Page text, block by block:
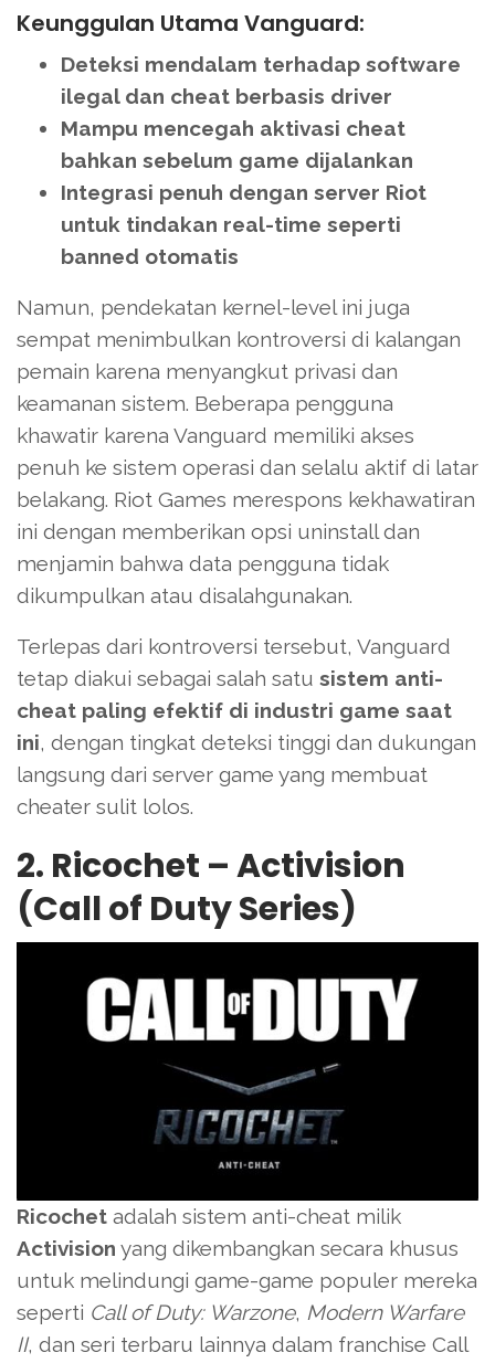
Keunggulan Utama Vanguard:
Deteksi mendalam terhadap software
ilegal dan cheat berbasis driver
Mampu mencegah aktivasi cheat
bahkan sebelum game dijalankan
Integrasi penuh dengan server Riot
untuk tindakan real-time seperti
banned otomatis
Namun, pendekatan kernel-level ini juga
sempat menimbulkan kontroversi di kalangan
pemain karena menyangkut privasi dan
keamanan sistem. Beberapa pengguna
khawatir karena Vanguard memiliki akses
penuh ke sistem operasi dan selalu aktif di latar
belakang. Riot Games merespons kekhawatiran
ini dengan memberikan opsi uninstall dan
menjamin bahwa data pengguna tidak
dikumpulkan atau disalahgunakan.
Terlepas dari kontroversi tersebut, Vanguard
tetap diakui sebagai salah satu sistem anti-
cheat paling efektif di industri game saat
ini, dengan tingkat deteksi tinggi dan dukungan
langsung dari server game yang membuat
cheater sulit lolos.
2. Ricochet – Activision
(Call of Duty Series)
Ricochet adalah sistem anti-cheat milik
Activision yang dikembangkan secara khusus
untuk melindungi game-game populer mereka
seperti Call of Duty: Warzone, Modern Warfare
II, dan seri terbaru lainnya dalam franchise Call